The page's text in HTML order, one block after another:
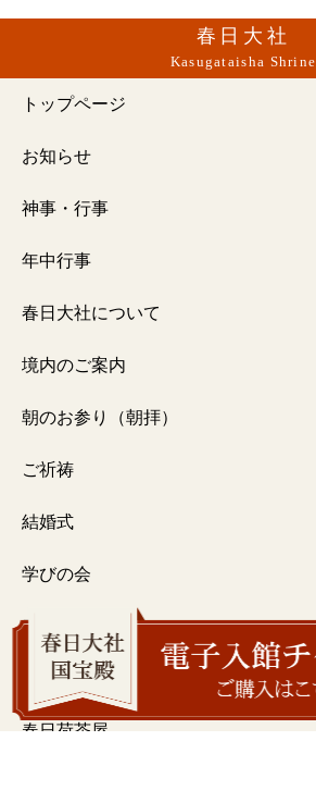
春日大社
Kasugataisha Shrine
トップページ
お知らせ
神事・行事
年中行事
年中行事について
春日大社社伝神楽
春日大社禰宜座狂言
春日大社について
ご由緒
基本情報
御札・御守
境内のご案内
境内のご案内について
御本社（大宮）回廊内
一之鳥居〜御本社（大宮）
御本社（大宮）〜紀伊神社
御本社（大宮）～水谷神社
若宮十五社めぐり
水谷九社めぐり
朝のお参り（朝拝）
ご祈祷
ご祈祷について
出張祭典
結婚式
結婚式について
注意事項
ご予約について
挙式料
学びの会
学びの会について
旬祭講話
春日山錬成会
春日大社国宝殿
春日大社国宝殿について
展示のご案内
萬葉植物園
萬葉植物園について
春日荷茶屋